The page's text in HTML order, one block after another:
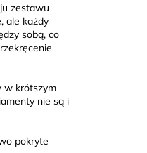
zestawu
ale każdy
sobą, co
w krótszym
nie są i
pokryte